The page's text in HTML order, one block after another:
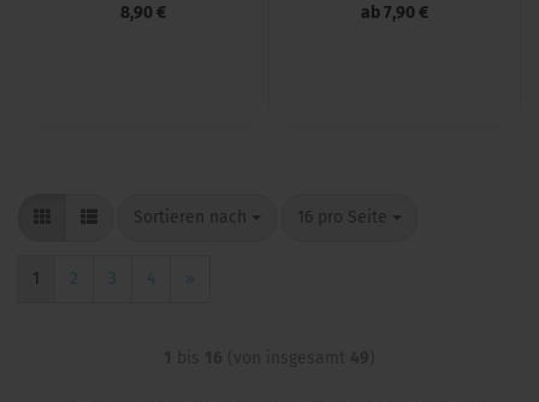
8,90 €
ab 7,90 €
Sortieren nach 16 pro Seite
1 2 3 4 »